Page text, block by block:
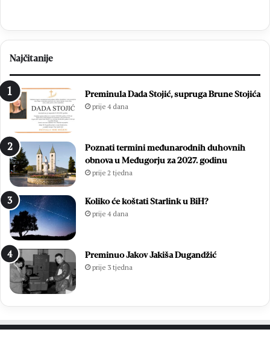
Najčitanije
Preminula Dada Stojić, supruga Brune Stojića
prije 4 dana
Poznati termini međunarodnih duhovnih
obnova u Međugorju za 2027. godinu
prije 2 tjedna
Koliko će koštati Starlink u BiH?
prije 4 dana
Preminuo Jakov Jakiša Dugandžić
prije 3 tjedna